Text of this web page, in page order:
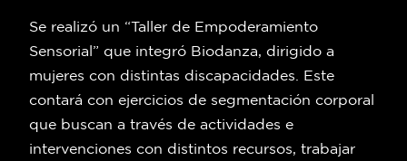
Se realizó un “Taller de Empoderamiento
Sensorial” que integró Biodanza, dirigido a
mujeres con distintas discapacidades. Este
contará con ejercicios de segmentación corporal
que buscan a través de actividades e
intervenciones con distintos recursos, trabajar